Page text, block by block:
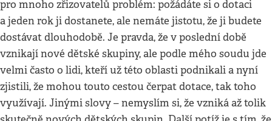
pro mnoho zřizovatelů problém: požádáte si o dotaci
a jeden rok ji dostanete, ale nemáte jistotu, že ji budete
dostávat dlouhodobě. Je pravda, že v poslední době
vznikají nové dětské skupiny, ale podle mého soudu jde
velmi často o lidi, kteří už této oblasti podnikali a nyní
zjistili, že mohou touto cestou čerpat dotace, tak toho
využívají. Jinými slovy – nemyslím si, že vzniká až tolik